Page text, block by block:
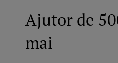
Ajutor de
mai